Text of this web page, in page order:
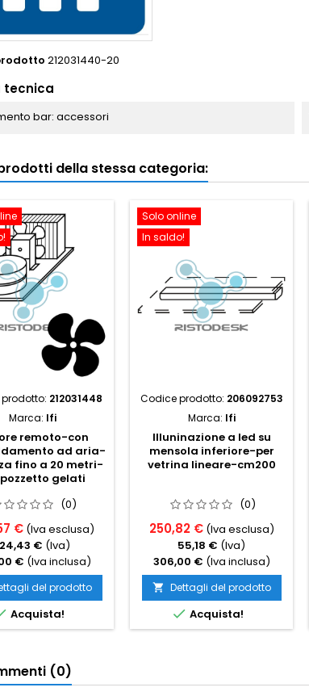
212031440-20
tecnica
bar: accessori
della stessa categoria:
212031448
Marca: Ifi
remoto-con
ad aria-
fino a 20 metri-
gelati
(0)
€ (Iva esclusa)
€ (Iva)
€ (Iva inclusa)
del prodotto
Acquista!
Solo online
In saldo!
Codice prodotto: 206092753
Marca: Ifi
Illuninazione a led su
mensola inferiore-per
vetrina lineare-cm200
(0)
250,82 € (Iva esclusa)
55,18 € (Iva)
306,00 € (Iva inclusa)
 Dettagli del prodotto
 Acquista!
(0)